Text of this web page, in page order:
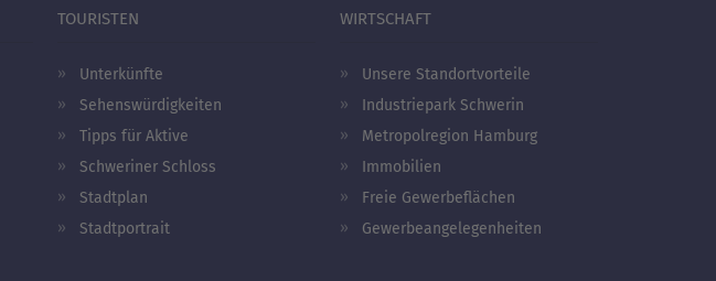
TOURISTEN
Unterkünfte
Sehenswürdigkeiten
Tipps für Aktive
Schweriner Schloss
Stadtplan
Stadtportrait
WIRTSCHAFT
Unsere Standortvorteile
Industriepark Schwerin
Metropolregion Hamburg
Immobilien
Freie Gewerbeflächen
Gewerbeangelegenheiten